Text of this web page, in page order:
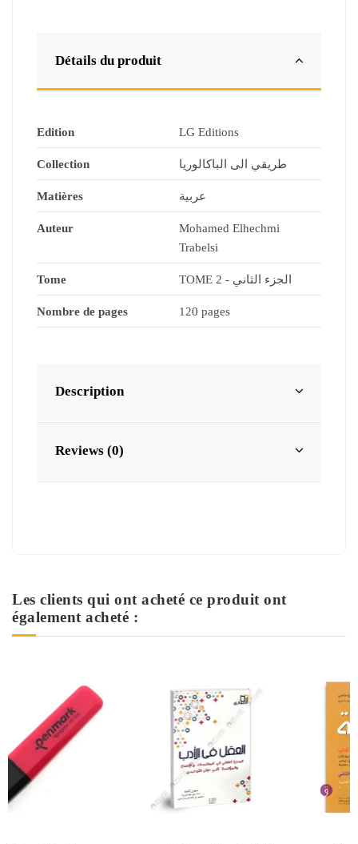
Détails du produit
Edition LG Editions
Collection طريقي الى الباكالوريا
Matières عربية
Auteur
Mohamed Elhechmi
Trabelsi
Tome TOME 2 - الجزء الثاني
Nombre de pages 120 pages
Description
Reviews (0)
Les clients qui ont acheté ce produit ont
également acheté :